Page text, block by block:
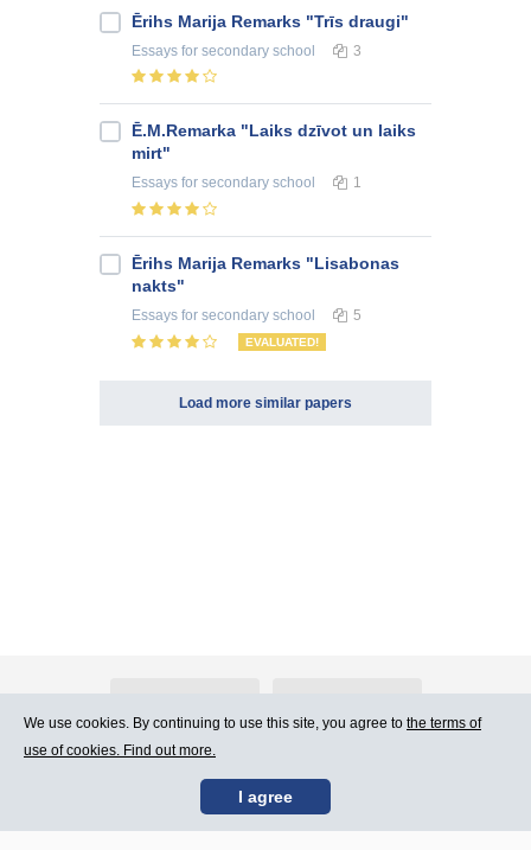
Ērihs Marija Remarks "Trīs draugi"
Essays for secondary school 3
Ē.M.Remarka "Laiks dzīvot un laiks
mirt"
Essays for secondary school 1
Ērihs Marija Remarks "Lisabonas
nakts"
Essays for secondary school 5
EVALUATED!
Load more similar papers
Contact Us Terms of Use
We use cookies. By continuing to use this site, you agree to the terms of
use of cookies. Find out more.
I agree